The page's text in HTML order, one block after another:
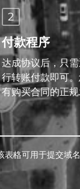
2
付款程序
达成协议后，只
行转账付款即可
有购买合同的正规
表格可用于提交域